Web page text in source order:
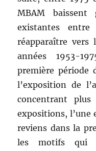
MBAM baissent
existantes
réapparaître
années 1953-
première période
l’exposition de
concentrant
expositions, l’une
reviens dans la
les motifs qui